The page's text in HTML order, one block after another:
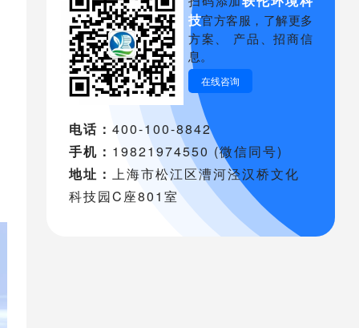
技官方客服，了解更多
方案、 产品、招商信
息。
在线咨询
电话：400-100-8842
手机： 19821974550 (微信同号)
地址：上海市松江区漕河泾汉桥文化
科技园C座801室